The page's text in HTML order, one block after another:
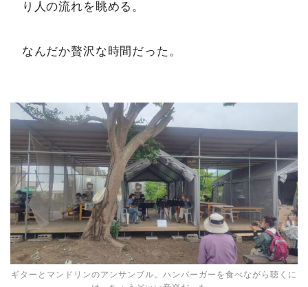
り人の流れを眺める。
なんだか贅沢な時間だった。
ギターとマンドリンのアンサンブル。ハンバーガーを食べながら聴くに